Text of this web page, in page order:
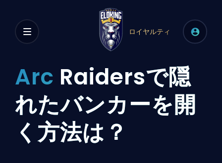
ロイヤルティ
Arc Raidersで隠
れたバンカーを開
く方法は？